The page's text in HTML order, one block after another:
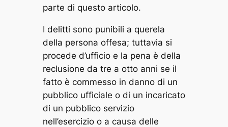
parte di questo articolo.
I delitti sono punibili a querela
della persona offesa; tuttavia si
procede d’ufficio e la pena è della
reclusione da tre a otto anni se il
fatto è commesso in danno di un
pubblico ufficiale o di un incaricato
di un pubblico servizio
nell’esercizio o a causa delle